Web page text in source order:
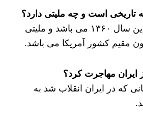
تاریخی است و چه ملیتی دارد؟
او متولد ۱۵ام فروردین سال ۱۳۶۰ می باشد و ملیتی
مقیم کشور آمریکا می باشد.
ایران مهاجرت کرد؟
که در ایران انقلاب شد به